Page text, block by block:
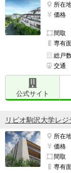
所在
価格
間取
専有
総戸
交通
公式サイト
リビオ駒沢大学レジ
所在
価格
間取
専有